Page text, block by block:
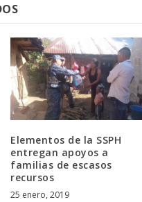
Elementos de la SSPH
entregan apoyos a
familias de escasos
recursos
25 enero, 2019